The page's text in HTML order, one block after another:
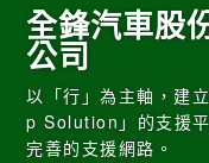
全鋒汽車股
公司
以「行」為主軸，建
p Solution」的支援
完善的支援網路。